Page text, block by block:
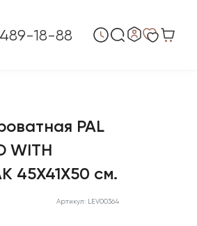
18-88
PAL
WITH
45X41X50 см.
Артикул: LEV00364